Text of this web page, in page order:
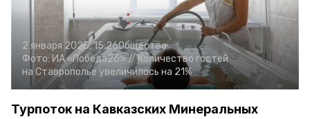
2 января 2023, 15:26Общество
Фото: ИА «Победа26» //Количество гостей
на Ставрополье увеличилось на 21%
Турпоток на Кавказских Минеральных